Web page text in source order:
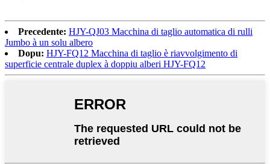
Precedente: HJY-QJ03 Macchina di taglio automatica di rulli
Jumbo à un solu albero
Dopu: HJY-FQ12 Macchina di taglio è riavvolgimento di
superficie centrale duplex à doppiu alberi HJY-FQ12